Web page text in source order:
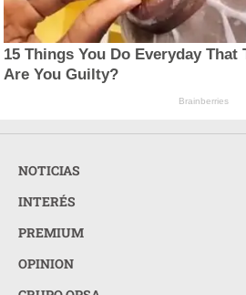
15 Things You Do Everyday
Are You Guilty?
Brainberries
NOTICIAS
INTERÉS
PREMIUM
OPINION